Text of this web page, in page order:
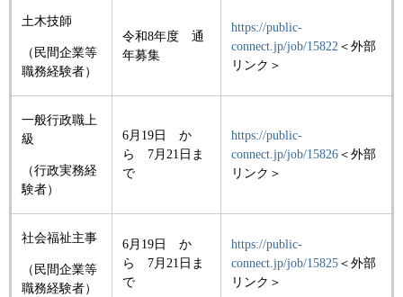
土木技師
（民間企業等
職務経験者）
令和8年度 通
年募集
https://public-
connect.jp/job/15822 ＜外部
リンク＞
一般行政職上
級
（行政実務経
験者）
6月19日 か
ら 7月21日ま
で
https://public-
connect.jp/job/15826 ＜外部
リンク＞
社会福祉主事
（民間企業等
職務経験者）
6月19日 か
ら 7月21日ま
で
https://public-
connect.jp/job/15825 ＜外部
リンク＞